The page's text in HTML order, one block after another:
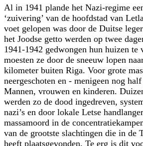
Al in 1941 plande het Nazi-regime
‘zuivering’ van de hoofdstad van
voet gelopen was door de Duitse
het Joodse getto werden op twee
1941-1942 gedwongen hun huizen te
moesten ze door de sneeuw lopen
kilometer buiten Riga. Voor grote
neergeschoten en - menigeen nog
Mannen, vrouwen en kinderen.
werden zo de dood ingedreven,
nazi’s en door lokale Letse
massamoord in de
van de grootste slachtingen die in de
heeft plaatsgevonden. Te erg is dit